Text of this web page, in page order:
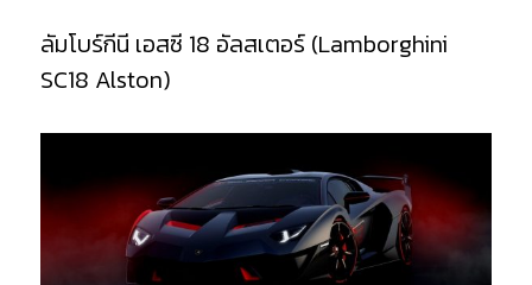
ลัมโบร์กีนี เอสซี 18 อัลสเตอร์ (Lamborghini
SC18 Alston)